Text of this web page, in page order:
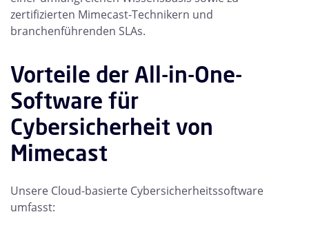
zertifizierten Mimecast-Technikern und
branchenführenden SLAs.
Vorteile der All-in-One-
Software für
Cybersicherheit von
Mimecast
Unsere Cloud-basierte Cybersicherheitssoftware
umfasst: